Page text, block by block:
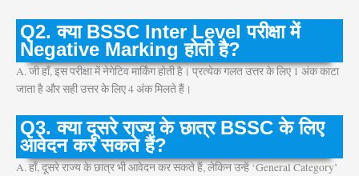
Q2. क्या BSSC Inter Level परीक्षा में
Negative Marking होती है?
A. जी हाँ, इस परीक्षा में नेगेटिव मार्किंग होती है। प्रत्येक गलत उत्तर के लिए 1 अंक काटा
जाता है और सही उत्तर के लिए 4 अंक मिलते हैं।
Q3. क्या दूसरे राज्य के छात्र BSSC के लिए
आवेदन कर सकते हैं?
A. हाँ, दूसरे राज्य के छात्र भी आवेदन कर सकते हैं, लेकिन उन्हें ‘General Category’